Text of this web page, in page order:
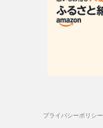
プライバシーポリシー